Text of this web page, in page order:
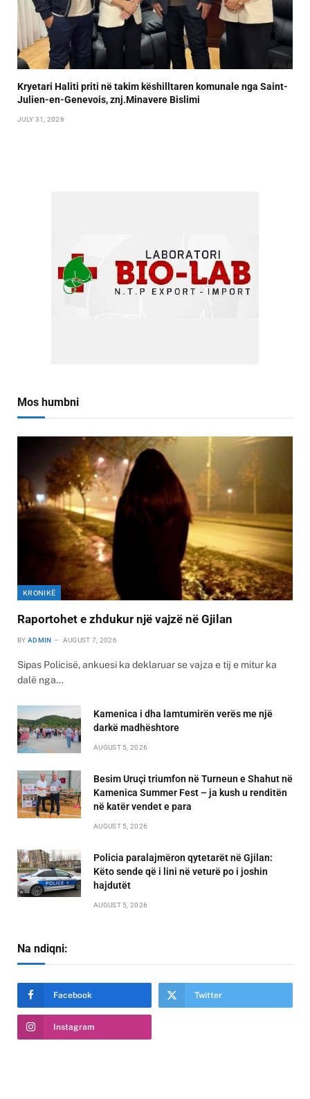
Kryetari Haliti priti në takim këshilltaren komunale nga Saint-
Julien-en-Genevois, znj.Minavere Bislimi
JULY 31, 2026
Mos humbni
KRONIKË
Raportohet e zhdukur një vajzë në Gjilan
BY ADMIN AUGUST 7, 2026
Sipas Policisë, ankuesi ka deklaruar se vajza e tij e mitur ka
dalë nga…
Kamenica i dha lamtumirën verës me një
darkë madhështore
AUGUST 5, 2026
Besim Uruçi triumfon në Turneun e Shahut në
Kamenica Summer Fest – ja kush u renditën
në katër vendet e para
AUGUST 5, 2026
Policia paralajmëron qytetarët në Gjilan:
Këto sende që i lini në veturë po i joshin
hajdutët
AUGUST 5, 2026
Na ndiqni:
Facebook Twitter
Instagram